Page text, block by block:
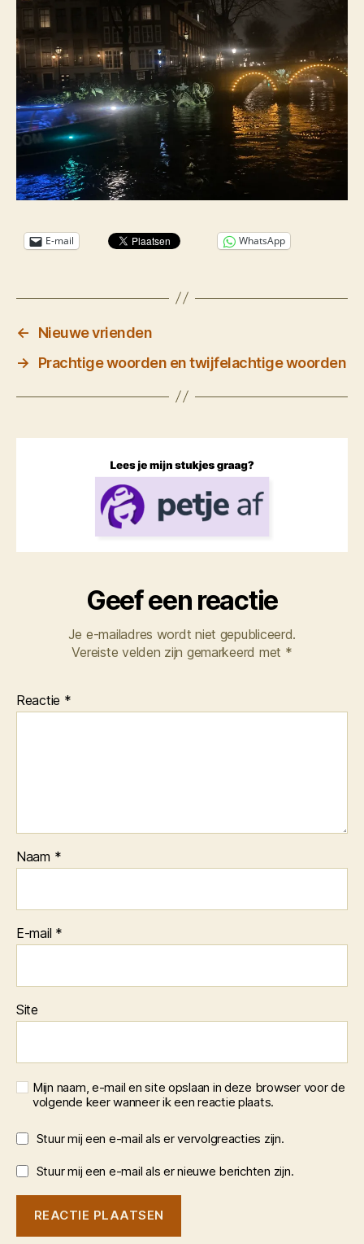
E-mail WhatsApp
←
Nieuwe vrienden
→
Prachtige woorden en twijfelachtige woorden
Geef een reactie
Je e-mailadres wordt niet gepubliceerd.
Vereiste velden zijn gemarkeerd met *
Reactie *
Naam *
E-mail *
Site
Mijn naam, e-mail en site opslaan in deze browser voor de
volgende keer wanneer ik een reactie plaats.
Stuur mij een e-mail als er vervolgreacties zijn.
Stuur mij een e-mail als er nieuwe berichten zijn.